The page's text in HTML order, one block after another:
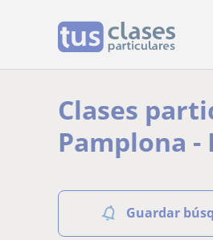
Clases
Pamplona -
Guardar